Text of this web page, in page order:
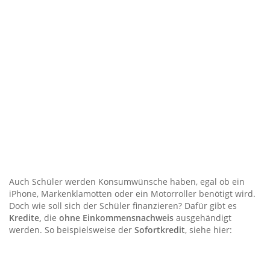
Auch Schüler werden Konsumwünsche haben, egal ob ein
iPhone, Markenklamotten oder ein Motorroller benötigt wird.
Doch wie soll sich der Schüler finanzieren? Dafür gibt es
Kredite, die ohne Einkommensnachweis ausgehändigt
werden. So beispielsweise der Sofortkredit, siehe hier: